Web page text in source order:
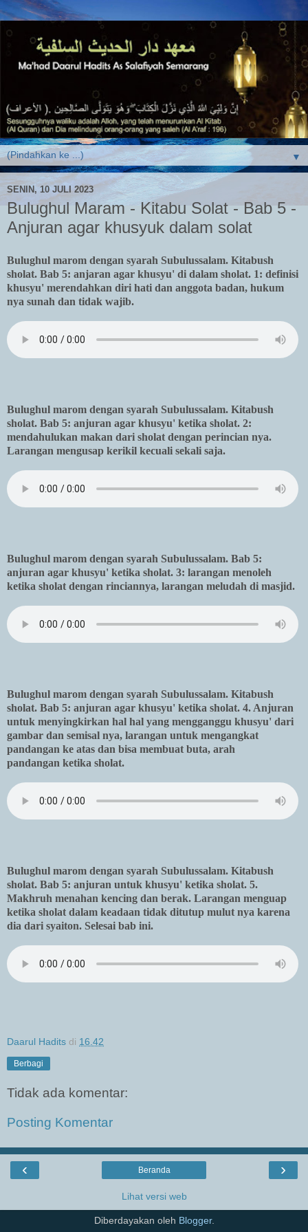
▼
SENIN, 10 JULI 2023
Bulughul Maram - Kitabu Solat - Bab 5 -
Anjuran agar khusyuk dalam solat
Bulughul marom dengan syarah Subulussalam. Kitabush
sholat. Bab 5: anjaran agar khusyu' di dalam sholat. 1: definisi
khusyu' merendahkan diri hati dan anggota badan, hukum
nya sunah dan tidak wajib.
Bulughul marom dengan syarah Subulussalam. Kitabush
sholat. Bab 5: anjuran agar khusyu' ketika sholat. 2:
mendahulukan makan dari sholat dengan perincian nya.
Larangan mengusap kerikil kecuali sekali saja.
Bulughul marom dengan syarah Subulussalam. Bab 5:
anjuran agar khusyu' ketika sholat. 3: larangan menoleh
ketika sholat dengan rinciannya, larangan meludah di masjid.
Bulughul marom dengan syarah Subulussalam. Kitabush
sholat. Bab 5: anjuran agar khusyu' ketika sholat. 4. Anjuran
untuk menyingkirkan hal hal yang mengganggu khusyu' dari
gambar dan semisal nya, larangan untuk mengangkat
pandangan ke atas dan bisa membuat buta, arah
pandangan ketika sholat.
Bulughul marom dengan syarah Subulussalam. Kitabush
sholat. Bab 5: anjuran untuk khusyu' ketika sholat. 5.
Makhruh menahan kencing dan berak. Larangan menguap
ketika sholat dalam keadaan tidak ditutup mulut nya karena
dia dari syaiton. Selesai bab ini.
Daarul Hadits di 16.42
Berbagi
Tidak ada komentar:
Posting Komentar
‹ ›
Beranda
Lihat versi web
Diberdayakan oleh Blogger.